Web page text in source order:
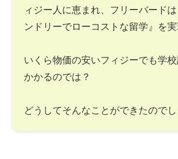
ィジー人に恵まれ、フリーバード
ンドリーでローコストな留学』を実
いくら物価の安いフィジーでも学
かかるのでは？
どうしてそんなことができたのでし